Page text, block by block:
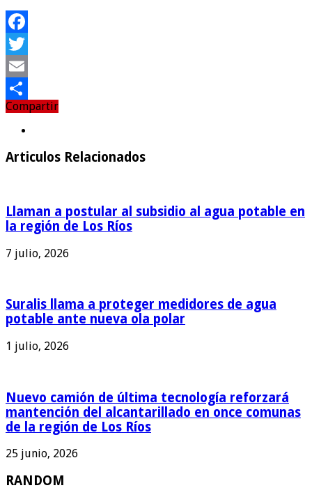
Facebook
Twitter
Email
Compartir
Compartir
Articulos Relacionados
Llaman a postular al subsidio al agua potable en
la región de Los Ríos
7 julio, 2026
Suralis llama a proteger medidores de agua
potable ante nueva ola polar
1 julio, 2026
Nuevo camión de última tecnología reforzará
mantención del alcantarillado en once comunas
de la región de Los Ríos
25 junio, 2026
RANDOM